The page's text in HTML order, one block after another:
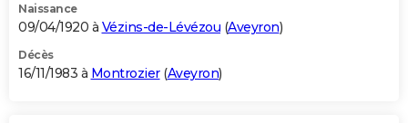
Naissance
09/04/1920 à Vézins-de-Lévézou (Aveyron)
Décès
16/11/1983 à Montrozier(Aveyron)